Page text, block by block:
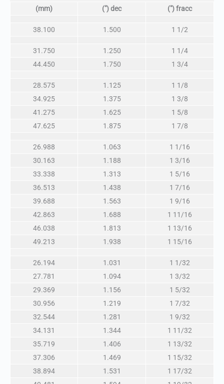
(mm) (″) dec (″) fracc
38.100 1.500 1 1/2
31.750 1.250
1 1/4
44.450
1.750 1 3/4
28.575 1.125
1 1/8
34.925
1.375
1 3/8
41.275
1.625
1 5/8
47.625
1.875 1 7/8
26.988 1.063
1 1/16
30.163
1.188
1 3/16
33.338
1.313
1 5/16
36.513
1.438
1 7/16
39.688
1.563
1 9/16
42.863
1.688
1 11/16
46.038
1.813
1 13/16
49.213
1.938 1 15/16
26.194 1.031
1 1/32
27.781
1.094
1 3/32
29.369
1.156
1 5/32
30.956
1.219
1 7/32
32.544
1.281
1 9/32
34.131
1.344
1 11/32
35.719
1.406
1 13/32
37.306
1.469
1 15/32
38.894
1.531
1 17/32